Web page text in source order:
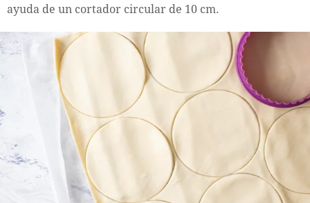
ayuda de un cortador circular de 10 cm.